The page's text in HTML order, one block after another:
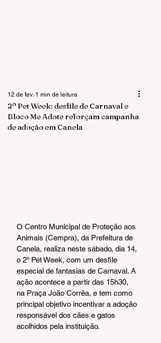
2º Pet Week: desfile de Carnaval e
Bloco Me Adote reforçam campanha
de adoção em Canela
12 de fev. 1 min de leitura
O Centro Municipal de Proteção aos
Animais (Cempra), da Prefeitura de
Canela, realiza neste sábado, dia 14,
o 2º Pet Week, com um desfile
especial de fantasias de Carnaval. A
ação acontece a partir das 15h30,
na Praça João Corrêa, e tem como
principal objetivo incentivar a adoção
responsável dos cães e gatos
acolhidos pela instituição.